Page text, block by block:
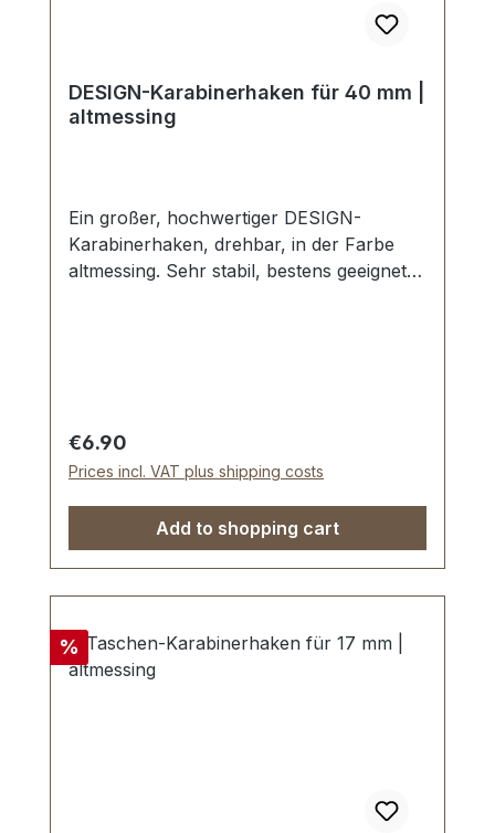
DESIGN-Karabinerhaken für 40 mm |
altmessing
Ein großer, hochwertiger DESIGN-
Karabinerhaken, drehbar, in der Farbe
altmessing. Sehr stabil, bestens geeignet
Regular price:
€6.90
Prices incl. VAT plus shipping costs
Add to shopping cart
Discount
%